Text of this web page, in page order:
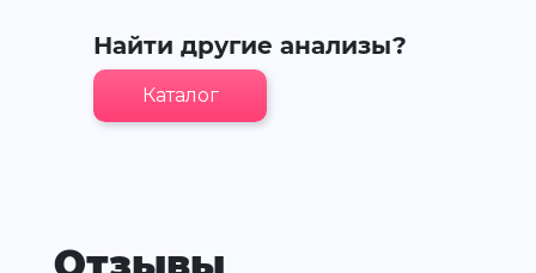
Найти другие анализы?
Каталог
Отзывы